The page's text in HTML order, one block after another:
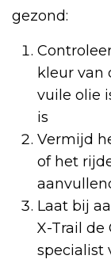
gezond:
kleur van
vuile olie
is
Vermijd
of het
Laat bij
X-Trail de
specialist